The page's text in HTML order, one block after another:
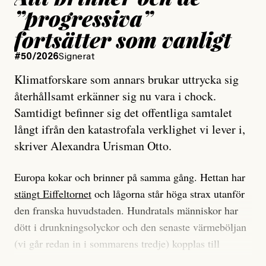
”progressiva”
fortsätter som vanligt
#50/2026Signerat
Klimatforskare som annars brukar uttrycka sig
återhållsamt erkänner sig nu vara i chock.
Samtidigt befinner sig det offentliga samtalet
långt ifrån den katastrofala verklighet vi lever i,
skriver Alexandra Urisman Otto.
Europa kokar och brinner på samma gång. Hettan har
stängt Eiffeltornet och lågorna står höga strax utanför
den franska huvudstaden. Hundratals människor har
dött i drunkningsolyckor och den senaste värmeböljan
(vi går redan in i sommarens tredje) kopplas till